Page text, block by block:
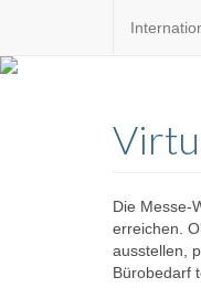
eventware
Die Messe-
erreichen.
ausstellen,
Bürobedarf